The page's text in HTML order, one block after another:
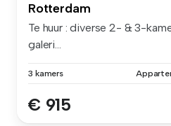
Rotterdam
Te huur : diverse 2- & 3-
galeri...
3 kamers
€ 915